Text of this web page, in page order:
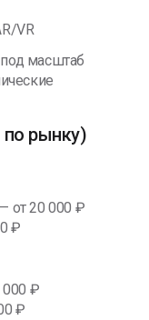
VR
масштаб
по рынку)
от 20 000 ₽
₽
000 ₽
₽